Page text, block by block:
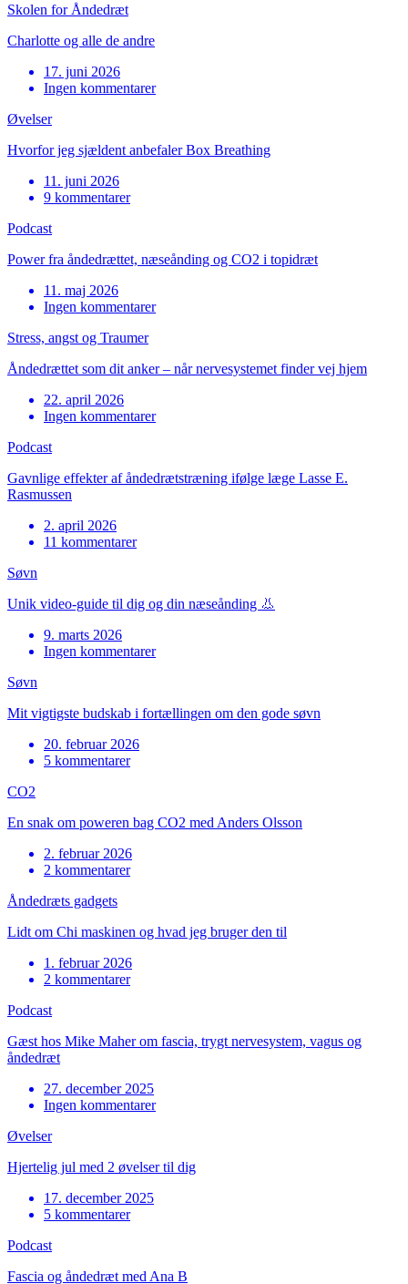
Skolen for Åndedræt
Charlotte og alle de andre
17. juni 2026
Ingen kommentarer
Øvelser
Hvorfor jeg sjældent anbefaler Box Breathing
11. juni 2026
9 kommentarer
Podcast
Power fra åndedrættet, næseånding og CO2 i topidræt
11. maj 2026
Ingen kommentarer
Stress, angst og Traumer
Åndedrættet som dit anker – når nervesystemet finder vej hjem
22. april 2026
Ingen kommentarer
Podcast
Gavnlige effekter af åndedrætstræning ifølge læge Lasse E.
Rasmussen
2. april 2026
11 kommentarer
Søvn
Unik video-guide til dig og din næseånding 👃
9. marts 2026
Ingen kommentarer
Søvn
Mit vigtigste budskab i fortællingen om den gode søvn
20. februar 2026
5 kommentarer
CO2
En snak om poweren bag CO2 med Anders Olsson
2. februar 2026
2 kommentarer
Åndedræts gadgets
Lidt om Chi maskinen og hvad jeg bruger den til
1. februar 2026
2 kommentarer
Podcast
Gæst hos Mike Maher om fascia, trygt nervesystem, vagus og
åndedræt
27. december 2025
Ingen kommentarer
Øvelser
Hjertelig jul med 2 øvelser til dig
17. december 2025
5 kommentarer
Podcast
Fascia og åndedræt med Ana B